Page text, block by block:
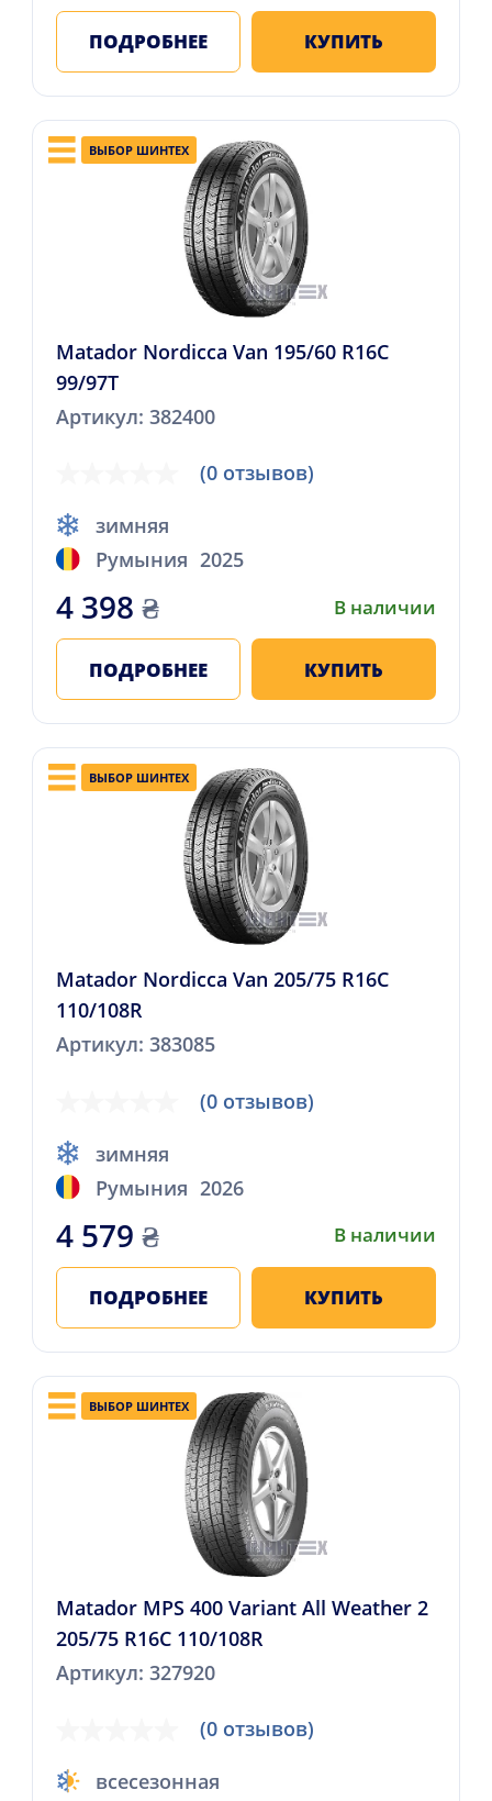
ПОДРОБНЕЕ КУПИТЬ
ВЫБОР ШИНТЕХ
Matador Nordicca Van 195/60 R16C
99/97T
Артикул: 382400
(0 отзывов)
зимняя
Румыния 2025
4 398 ₴ В наличии
ПОДРОБНЕЕ КУПИТЬ
ВЫБОР ШИНТЕХ
Matador Nordicca Van 205/75 R16C
110/108R
Артикул: 383085
(0 отзывов)
зимняя
Румыния 2026
4 579 ₴ В наличии
ПОДРОБНЕЕ КУПИТЬ
ВЫБОР ШИНТЕХ
Matador MPS 400 Variant All Weather 2
205/75 R16C 110/108R
Артикул: 327920
(0 отзывов)
всесезонная